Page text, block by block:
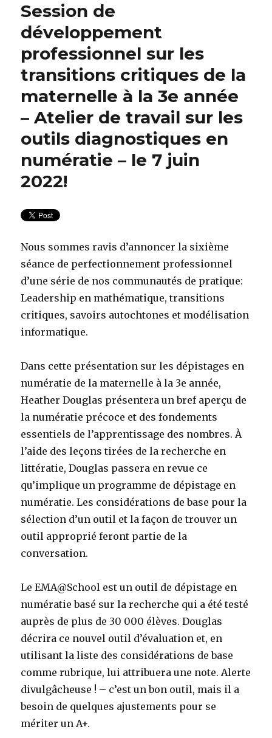
Session de
développement
professionnel sur les
transitions critiques de la
maternelle à la 3e année
– Atelier de travail sur les
outils diagnostiques en
numératie – le 7 juin
2022!
Nous sommes ravis d’annoncer la sixième
séance de perfectionnement professionnel
d’une série de nos communautés de pratique:
Leadership en mathématique, transitions
critiques, savoirs autochtones et modélisation
informatique.
Dans cette présentation sur les dépistages en
numératie de la maternelle à la 3e année,
Heather Douglas présentera un bref aperçu de
la numératie précoce et des fondements
essentiels de l’apprentissage des nombres. À
l’aide des leçons tirées de la recherche en
littératie, Douglas passera en revue ce
qu’implique un programme de dépistage en
numératie. Les considérations de base pour la
sélection d’un outil et la façon de trouver un
outil approprié feront partie de la
conversation.
Le EMA@School est un outil de dépistage en
numératie basé sur la recherche qui a été testé
auprès de plus de 30 000 élèves. Douglas
décrira ce nouvel outil d’évaluation et, en
utilisant la liste des considérations de base
comme rubrique, lui attribuera une note. Alerte
divulgâcheuse ! – c’est un bon outil, mais il a
besoin de quelques ajustements pour se
mériter un A+.